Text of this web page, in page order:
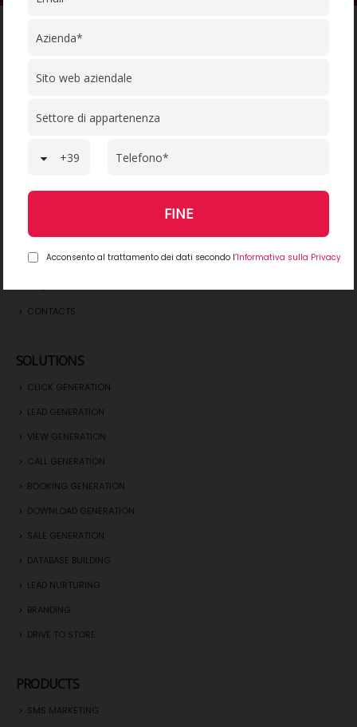
COMPANY
PRODUCTS
SOLUTIONS
PRIVACY POLICY
SOCIAL WALL
CONTACTS
SOLUTIONS
CLICK GENERATION
LEAD GENERATION
VIEW GENERATION
CALL GENERATION
BOOKING GENERATION
DOWNLOAD GENERATION
SALE GENERATION
DATABASE BUILDING
LEAD NURTURING
BRANDING
DRIVE TO STORE
PRODUCTS
SMS MARKETING
FINE
Acconsento al trattamento dei dati secondo l’Informativa sulla Privacy